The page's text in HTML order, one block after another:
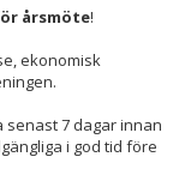
årsmöte!
ekonomisk
7 dagar innan
i god tid före